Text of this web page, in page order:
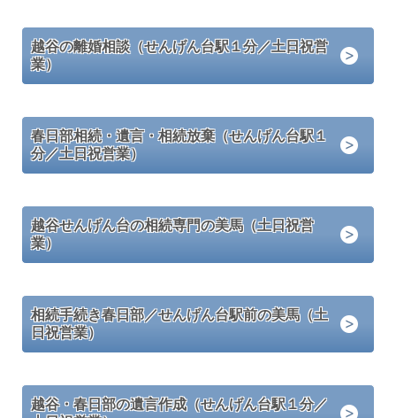
越谷の離婚相談（せんげん台駅１分／土日祝営
業）
春日部相続・遺言・相続放棄（せんげん台駅１
分／土日祝営業）
越谷せんげん台の相続専門の美馬（土日祝営
業）
相続手続き春日部／せんげん台駅前の美馬（土
日祝営業）
越谷・春日部の遺言作成（せんげん台駅１分／